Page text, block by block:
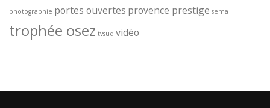
photographie portes ouvertes provence prestige sema
trophée osez tvsud vidéo